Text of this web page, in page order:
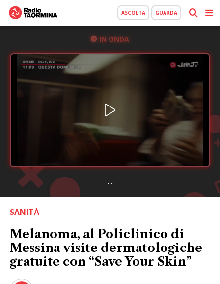
ASCOLTA GUARDA
IN ONDA
...
SANITÀ
Melanoma, al Policlinico di
Messina visite dermatologiche
gratuite con “Save Your Skin”